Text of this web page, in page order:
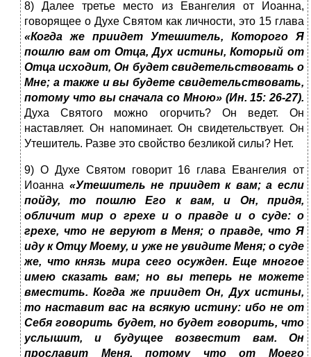
8) Далее третье место из Евангелия от Иоанна,
говорящее о Духе Святом как личности, это 15 глава
«Когда же приидет Утешитель, Которого Я
пошлю вам от Отца, Дух истины, Который от
Отца исходит, Он будет свидетельствовать о
Мне; а также и вы будете свидетельствовать,
потому что вы сначала со Мною» (Ин. 15: 26-27).
Духа Святого можно огорчить? Он ведет. Он
наставляет. Он напоминает. Он свидетельствует. Он
Утешитель. Разве это свойство безликой силы? Нет.
9) О Духе Святом говорит 16 глава Евангелия от
Иоанна «Утешитель не приидет к вам; а если
пойду, то пошлю Его к вам, и Он, придя,
обличит мир о грехе и о правде и о суде: о
грехе, что не веруют в Меня; о правде, что Я
иду к Отцу Моему, и уже не увидите Меня; о суде
же, что князь мира сего осужден. Еще многое
имею сказать вам; но вы теперь не можете
вместить. Когда же приидет Он, Дух истины,
то наставит вас на всякую истину: ибо не от
Себя говорить будет, но будет говорить, что
услышит, и будущее возвестит вам. Он
прославит Меня, потому что от Моего